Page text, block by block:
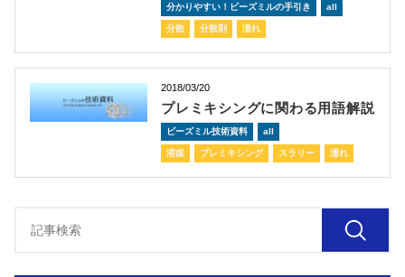
分かりやすい！ビーズミルの手引き all
分散 分散剤 濡れ
2018/03/20
プレミキシングに関わる用語解説
ビーズミル技術資料 all
溶媒 プレミキシング スラリー 濡れ